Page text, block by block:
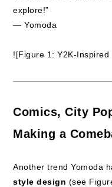
explore!”
— Yomoda
![Figure 1: Y2K-Inspired
Comics, City
Making a
Another trend Yomoda
style design (see